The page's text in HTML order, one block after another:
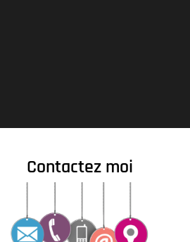
Contactez moi